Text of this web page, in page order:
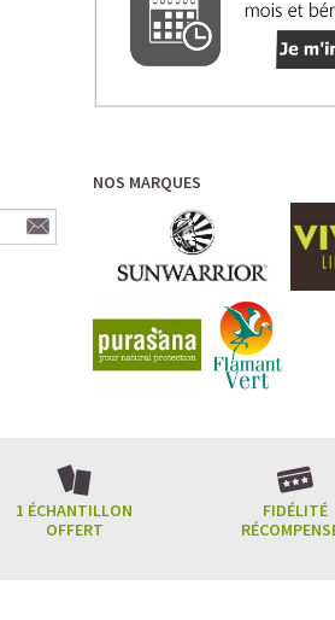
NOS MARQUES
1 ÉCHANTILLON
OFFERT
FIDÉLITÉ